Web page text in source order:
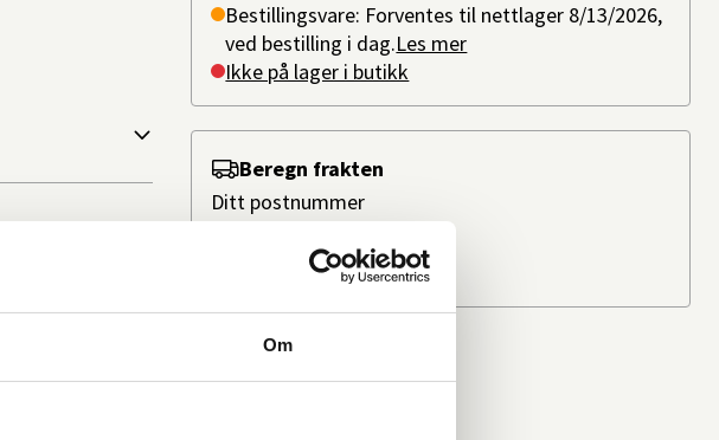
Om
Bestillingsvare: Forventes til nettlager 8/13/2026,
ved bestilling i dag.Les mer
Ikke på lager i butikk
Beregn frakten
Ditt postnummer